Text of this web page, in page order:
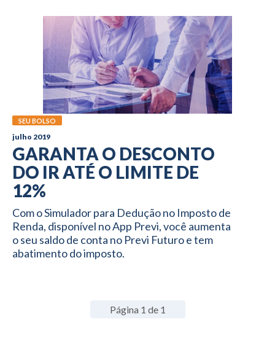
SEU BOLSO
julho 2019
GARANTA O DESCONTO
DO IR ATÉ O LIMITE DE
12%
Com o Simulador para Dedução no Imposto de
Renda, disponível no App Previ, você aumenta
o seu saldo de conta no Previ Futuro e tem
abatimento do imposto.
Página 1 de 1